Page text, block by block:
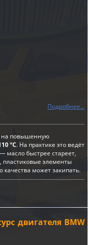
Подробнее...
на повышенную
°C. На практике это ведёт
— масло быстрее стареет,
пластиковые элементы
качества может закипать.
двигателя BMW